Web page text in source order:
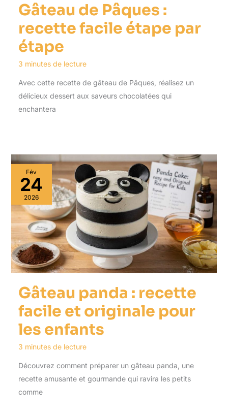
Gâteau de Pâques :
recette facile étape par
étape
3 minutes de lecture
Avec cette recette de gâteau de Pâques, réalisez un
délicieux dessert aux saveurs chocolatées qui
enchantera
Fév
24
2026
Gâteau panda : recette
facile et originale pour
les enfants
3 minutes de lecture
Découvrez comment préparer un gâteau panda, une
recette amusante et gourmande qui ravira les petits
comme